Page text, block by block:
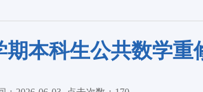
本科生公共数学重